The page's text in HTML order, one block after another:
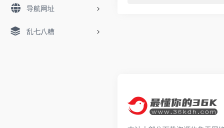
导航网址
乱七八糟